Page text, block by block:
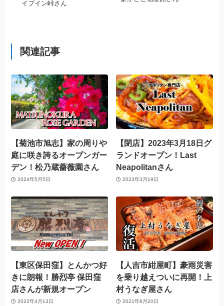
イブイン峠さん
関連記事
【菊池市旭志】家の周りや
庭に咲き誇るオープンガー
デン！松乃蔵薔薇園さん
2024年5月5日
【閉店】2023年3月18日グ
ランドオープン！Last
Neapolitanさん
2023年3月19日
【東区保田窪】とんかつ好
きに朗報！勝烈亭 保田窪
店さんが新規オープン
2022年4月13日
【人吉市紺屋町】豪雨災害
を乗り越えついに再開！上
村うなぎ屋さん
2021年8月20日